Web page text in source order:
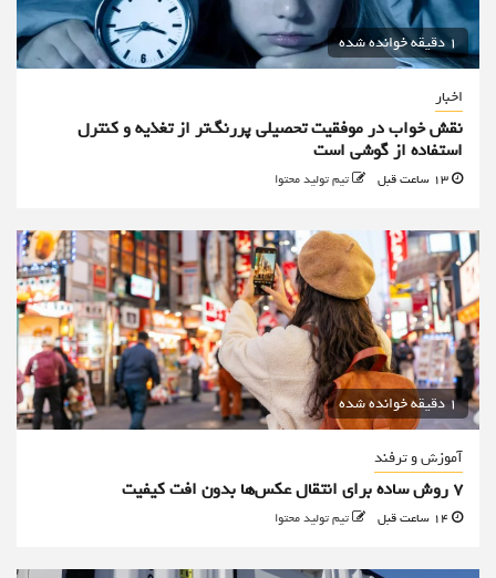
1 دقیقه خوانده شده
اخبار
نقش خواب در موفقیت تحصیلی پررنگ‌تر از تغذیه و کنترل
استفاده از گوشی است
تیم تولید محتوا
1 دقیقه خوانده شده
آموزش و ترفند
۷ روش ساده برای انتقال عکس‌ها بدون افت کیفیت
تیم تولید محتوا